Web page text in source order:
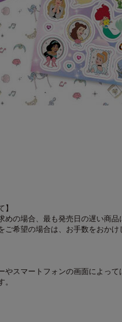
】
めの場合、最も発売日の遅い商品
ご希望の場合は、お手数をおか
スマートフォンの画面によっ